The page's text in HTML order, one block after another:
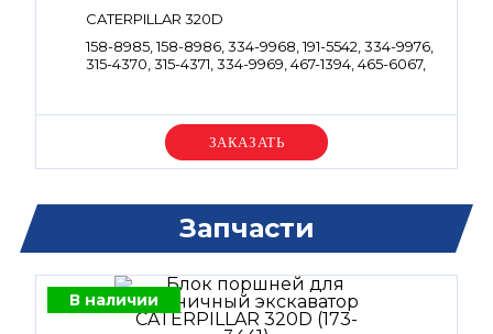
CATERPILLAR 320D
158-8985, 158-8986, 334-9968, 191-5542, 334-9976,
315-4370, 315-4371, 334-9969, 467-1394, 465-6067,
Уточняйте цену
Запчасти
В наличии